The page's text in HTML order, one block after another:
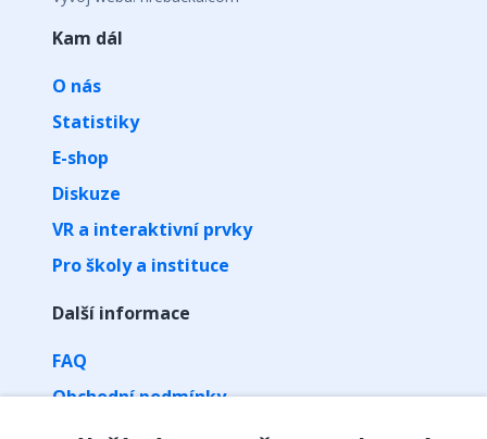
Kam dál
O nás
Statistiky
E-shop
Diskuze
VR a interaktivní prvky
Pro školy a instituce
Další informace
FAQ
Obchodní podmínky
Zpracování osobních údajů